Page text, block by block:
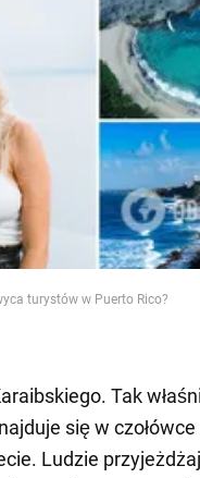
turystów w Puerto Rico?
Tak
się w
Ludzie